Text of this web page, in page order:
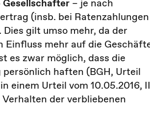
Gesellschafter – je nach
(insb. bei Ratenzahlungen
Dies gilt umso mehr, da der
Einfluss mehr auf die
es zwar möglich, dass die
haften (BGH, Urteil
einem Urteil vom 10.05.2016, II
der verbliebenen